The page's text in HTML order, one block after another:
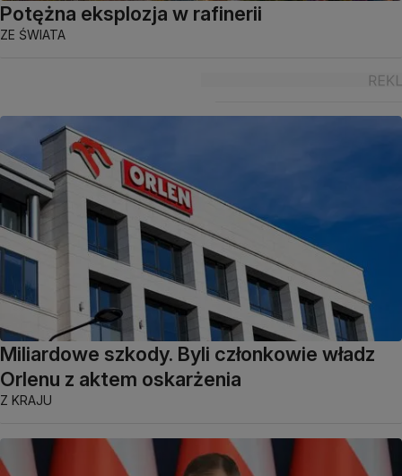
Potężna eksplozja w rafinerii
ZE ŚWIATA
Miliardowe szkody. Byli członkowie władz
Orlenu z aktem oskarżenia
Z KRAJU